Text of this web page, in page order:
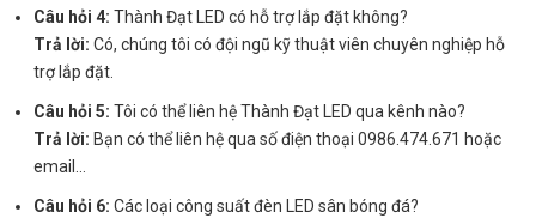
Câu hỏi 4: Thành Đạt LED có hỗ trợ lắp đặt không?
Trả lời: Có, chúng tôi có đội ngũ kỹ thuật viên chuyên nghiệp hỗ
trợ lắp đặt.
Câu hỏi 5: Tôi có thể liên hệ Thành Đạt LED qua kênh nào?
Trả lời: Bạn có thể liên hệ qua số điện thoại 0986.474.671 hoặc
email…
Câu hỏi 6: Các loại công suất đèn LED sân bóng đá?